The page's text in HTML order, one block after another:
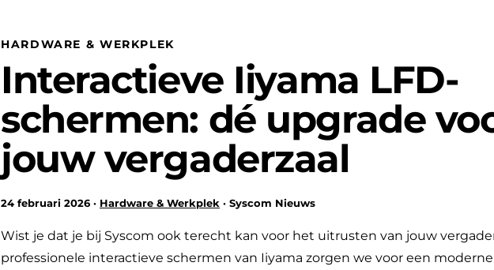
HARDWARE & WERKPLEK
Interactieve Iiyama LFD-
schermen: dé upgrade
jouw vergaderzaal
24 februari 2026 · Hardware & Werkplek · Syscom Nieuws
Wist je dat je bij Syscom ook terecht kan voor het uitrusten van jouw
professionele interactieve schermen van Iiyama zorgen we voor een